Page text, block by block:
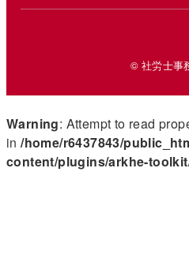
© 社労士事
Warning: Attempt to read
in/home/r6437843/
content/plugins/arkhe-